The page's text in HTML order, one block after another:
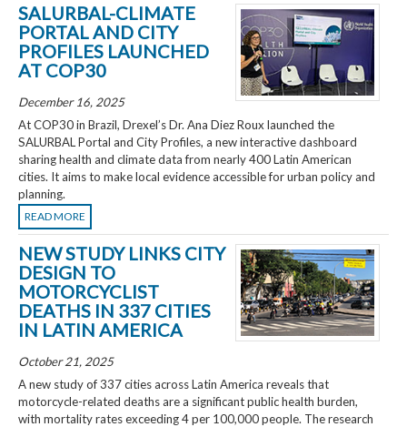
SALURBAL-CLIMATE
PORTAL AND CITY
PROFILES LAUNCHED
AT COP30
December 16, 2025
At COP30 in Brazil, Drexel’s Dr. Ana Diez Roux launched the
SALURBAL Portal and City Profiles, a new interactive dashboard
sharing health and climate data from nearly 400 Latin American
cities. It aims to make local evidence accessible for urban policy and
planning.
READ MORE
NEW STUDY LINKS CITY
DESIGN TO
MOTORCYCLIST
DEATHS IN 337 CITIES
IN LATIN AMERICA
October 21, 2025
A new study of 337 cities across Latin America reveals that
motorcycle-related deaths are a significant public health burden,
with mortality rates exceeding 4 per 100,000 people. The research